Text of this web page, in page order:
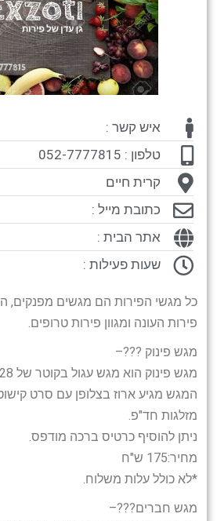
איש קשר :
טלפון : 052-7777815
קרית חיים
כתובת מייל :
אתר הבית :
שעות פעילות :
כל מגשי הפירות הם מגשים מפנקים,
פירות העונה ומגוון פירות טרופים.
מגש פינוק ?
?
?
–
מגש פינוק הוא מגש עגול בקוטר של 28 ס"מ.
המגש מגיע ארוז בצלופן עם סרט
מזלגות חד"פ.
ניתן להוסיף כרטיס ברכה מודפס.
מחיר:175 ש"ח
*לא כולל עלות משלוח.
מגש חברים?
?
?
–